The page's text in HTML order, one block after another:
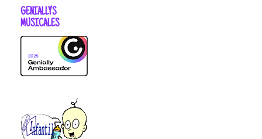
GENIALLYS
MUSICALES